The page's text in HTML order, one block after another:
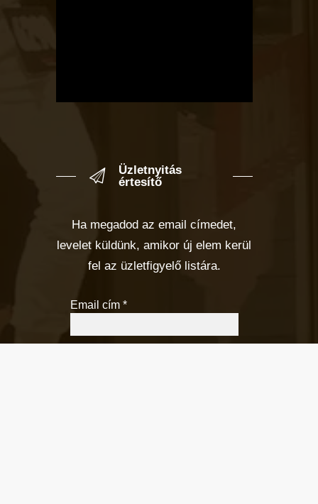
Üzletnyitás
értesítő
Ha megadod az email címedet,
levelet küldünk, amikor új elem kerül
fel az üzletfigyelő listára.
Email cím *